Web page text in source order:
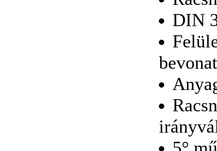
DIN